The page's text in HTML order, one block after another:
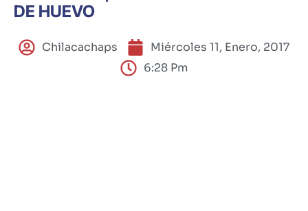
DE HUEVO
Chilacachaps
Miércoles 11, Enero, 2017
6:28 Pm